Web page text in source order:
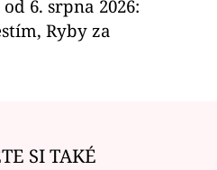
6. srpna 2026:
Ryby za
SI TAKÉ